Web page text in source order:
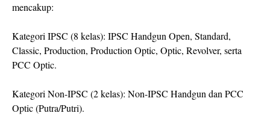
mencakup:
Kategori IPSC (8 kelas): IPSC Handgun Open, Standard,
Classic, Production, Production Optic, Optic, Revolver, serta
PCC Optic.
Kategori Non-IPSC (2 kelas): Non-IPSC Handgun dan PCC
Optic (Putra/Putri).